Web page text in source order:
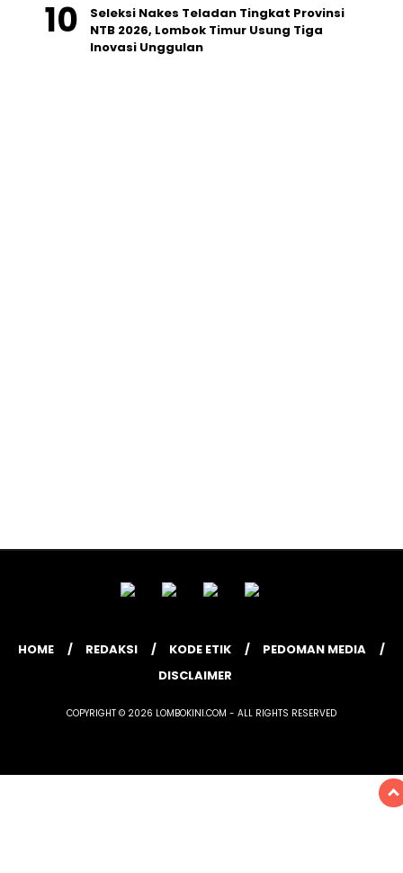
Seleksi Nakes Teladan Tingkat Provinsi
NTB 2026, Lombok Timur Usung Tiga
Inovasi Unggulan
HOME REDAKSI KODE ETIK
PEDOMAN MEDIA
DISCLAIMER
COPYRIGHT © 2026 LOMBOKINI.COM - ALL RIGHTS RESERVED